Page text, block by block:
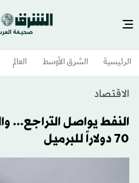
الرئيسية الشرق الأوسط​ العالم
الاقتصاد
النفط يواصل التراجع...
70 دولاراً للبرميل